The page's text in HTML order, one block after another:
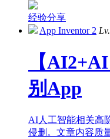
经验分享
App Inventor 2
【
别App
AI人工智能相关高
侵删。文章内容质